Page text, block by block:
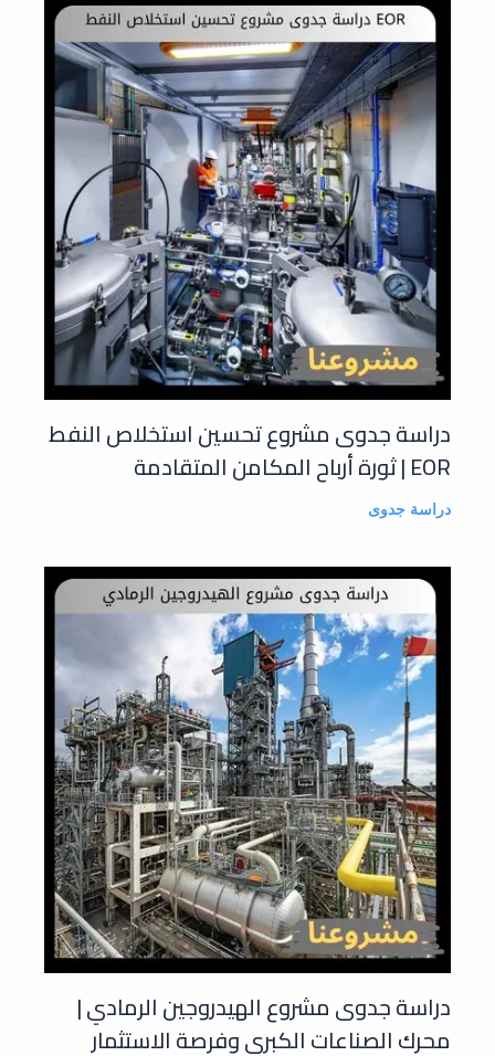
دراسة جدوى مشروع تحسين استخلاص النفط
EOR | ثورة أرباح المكامن المتقادمة
دراسة جدوى
دراسة جدوى مشروع الهيدروجين الرمادي |
محرك الصناعات الكبرى وفرصة الاستثمار